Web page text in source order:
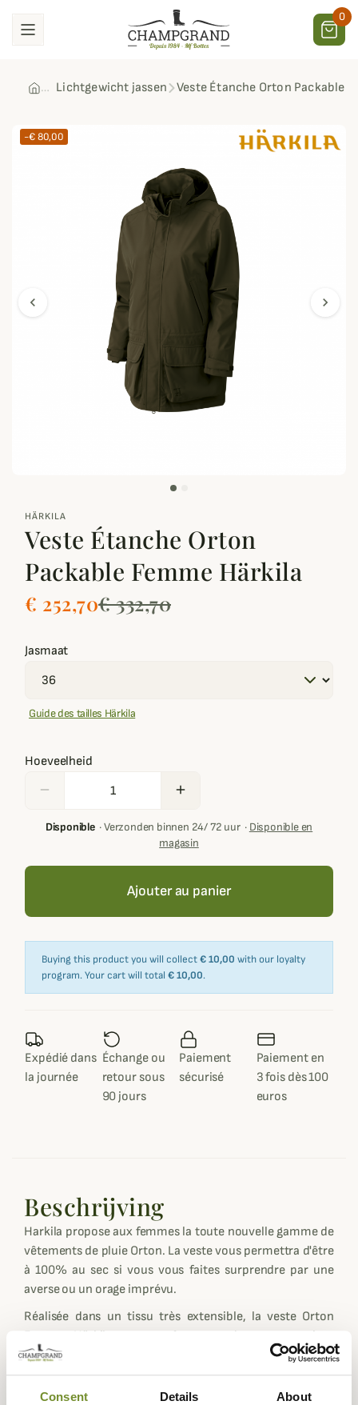
Consent Details About
0
Lichtgewicht jassen Veste Étanche Orton Packable
chevron_left
zoom_out_map
chevron_right
-€ 80,00
HÄRKILA
Veste Étanche Orton
Packable Femme Härkila
€ 252,70€ 332,70
Jasmaat
Guide des tailles Härkila
Hoeveelheid
remove add
Disponible·Verzonden binnen 24/ 72 uur· Disponible en
magasin
Ajouter au panier
Buying this product you will collect€ 10,00 with our loyalty
program. Your cart will total € 10,00.
Expédié dans
la journée
Échange ou
retour sous
90 jours
Paiement
sécurisé
Paiement en
3 fois dès 100
euros
Beschrijving
Harkila propose aux femmes la toute nouvelle gamme de
vêtements de pluie Orton. La veste vous permettra d'être
à 100% au sec si vous vous faites surprendre par une
averse ou un orage imprévu.
Réalisée dans un tissu très extensible, la veste Orton
Femme Härkila ne vous gênera pas du tout pour tirer,
vous garderez une liberté de mouvement vraiment très
agréable lorsque les conditions climatiques sont
mauvaises.